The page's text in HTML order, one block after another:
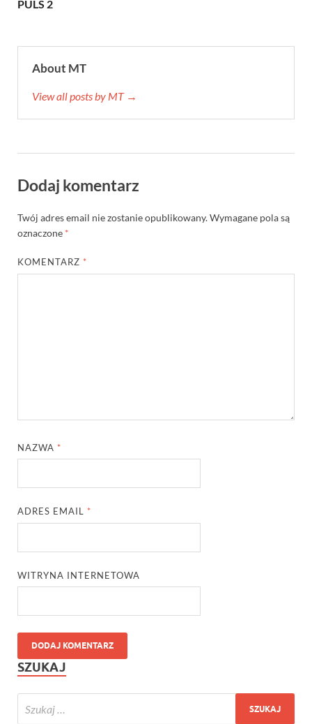
PULS 2
About MT
View all posts by MT →
Dodaj komentarz
Twój adres email nie zostanie opublikowany.Wymagane pola są
oznaczone *
KOMENTARZ *
NAZWA *
ADRES EMAIL *
WITRYNA INTERNETOWA
SZUKAJ